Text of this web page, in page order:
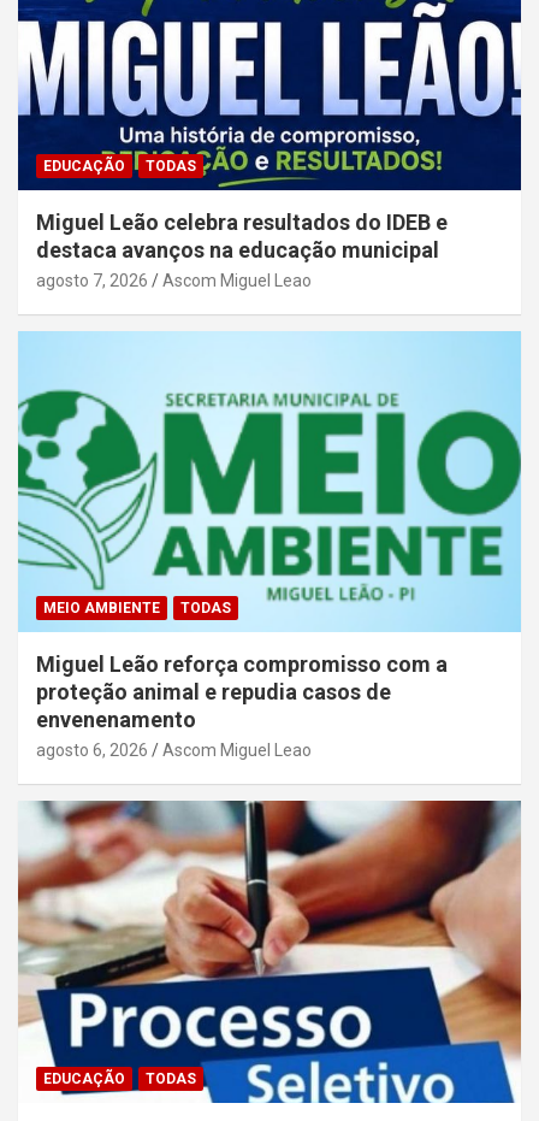
EDUCAÇÃO TODAS
Miguel Leão celebra resultados do IDEB e
destaca avanços na educação municipal
agosto 7, 2026 Ascom Miguel Leao
MEIO AMBIENTE TODAS
Miguel Leão reforça compromisso com a
proteção animal e repudia casos de
envenenamento
agosto 6, 2026 Ascom Miguel Leao
EDUCAÇÃO TODAS